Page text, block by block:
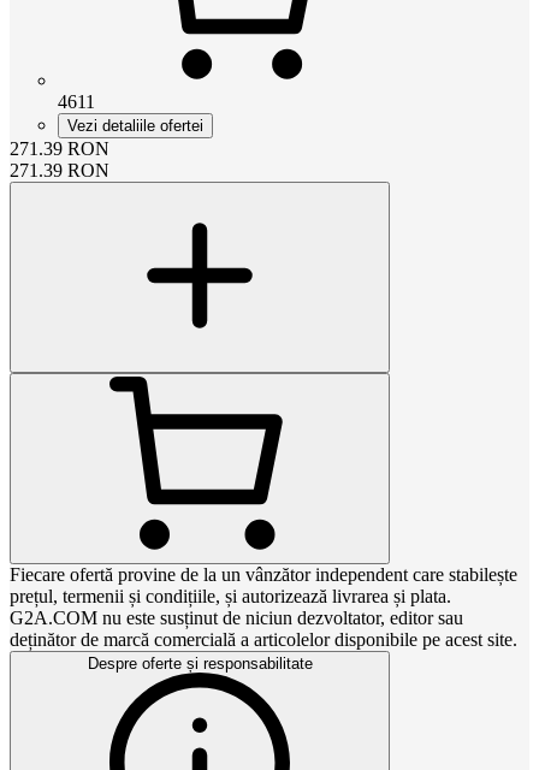
4611
Vezi detaliile ofertei
271.39 RON
271.39 RON
Fiecare ofertă provine de la un vânzător independent care stabilește
prețul, termenii și condițiile, și autorizează livrarea și plata.
G2A.COM nu este susținut de niciun dezvoltator, editor sau
deținător de marcă comercială a articolelor disponibile pe acest site.
Despre oferte și responsabilitate